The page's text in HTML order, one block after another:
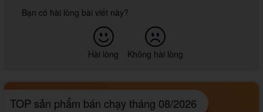
Bạn có hài lòng bài viết này?
Hài lòng Không hài lòng
TOP sản phẩm bán chạy tháng 08/2026